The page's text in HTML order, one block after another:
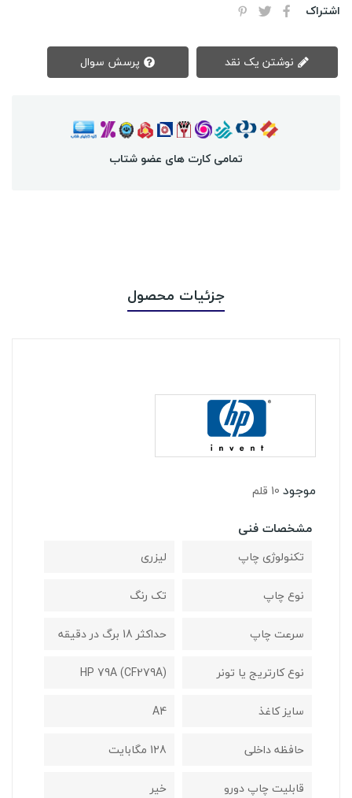
اشتراک
تمامی کارت های عضو شتاب
جزئیات محصول
موجود 10 قلم
مشخصات فنی
تکنولوژی چاپ
لیزری
نوع چاپ
تک رنگ
سرعت چاپ
حداکثر 18 برگ در دقیقه
نوع کارتریج یا تونر
(HP 79A (CF279A
سایز کاغذ
A4
حافظه داخلی
128 مگابايت
قابلیت چاپ دورو
خیر